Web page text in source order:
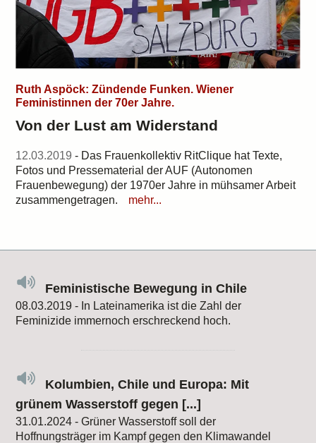
Ruth Aspöck: Zündende Funken. Wiener
Feministinnen der 70er Jahre.
Von der Lust am Widerstand
12.03.2019 - Das Frauenkollektiv RitClique hat Texte,
Fotos und Pressematerial der AUF (Autonomen
Frauenbewegung) der 1970er Jahre in mühsamer Arbeit
zusammengetragen.
mehr...
Feministische Bewegung in Chile
08.03.2019 - In Lateinamerika ist die Zahl der
Feminizide immernoch erschreckend hoch.
Kolumbien, Chile und Europa: Mit
grünem Wasserstoff gegen [...]
31.01.2024 - Grüner Wasserstoff soll der
Hoffnungsträger im Kampf gegen den Klimawandel